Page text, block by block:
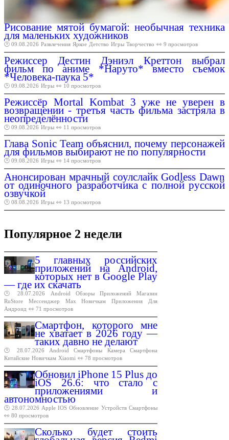
Рисование мятой бумагой: необычная техника
для маленьких художников
🕑 09.08.2026 Развлечения Яркое Детство Игры Творчество 👀 9 просмотров
Режиссер Дестин Дэниэл Креттон выбрал
фильм по аниме *Наруто* вместо съемок
*Человека-паука 5*
🕑 09.08.2026 Игры 👀 10 просмотров
Режиссёр Mortal Kombat 3 уже не уверен в
возвращении - третья часть фильма застряла в
неопределённости
🕑 09.08.2026 Игры 👀 11 просмотров
Глава Sonic Team объяснил, почему персонажей
для фильмов выбирают не по популярности
🕑 09.08.2026 Игры 👀 14 просмотров
Анонсирован мрачный соулслайк Godless Dawn
от одиночного разработчика с полной русской
озвучкой
🕑 08.08.2026 Игры 👀 13 просмотров
Популярное 2 недели
5 главных российских
приложений на Android,
которых нет в Google Play
— где их скачать
🕑 28.07.2026 Android Обзоры Приложений
Магазин
RuStore
Мессенджер Max Новичкам Приложения
Для
Андроид 👀 71 просмотров
Смартфон, которого мне
не хватает в 2026 году —
таких давно не делают
🕑 28.07.2026 Android Смартфоны Камера
Смартфона
Китайские Новичкам Xiaomi 👀 78 просмотров
Обновил iPhone 15 Plus до
iOS 26.6: что стало с
приложениями и
автономностью
🕑 28.07.2026 Apple IOS Обновление Устройств Смартфоны
👀 80 просмотров
Сколько будет стоить